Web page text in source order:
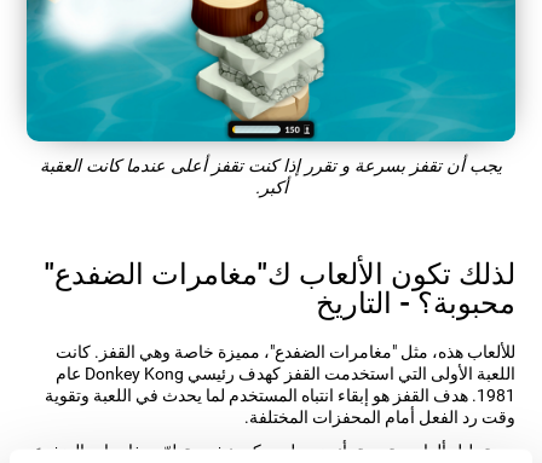
يجب أن تقفز بسرعة و تقرر إذا كنت تقفز أعلى عندما كانت العقبة
أكبر.
لذلك تكون الألعاب ك"مغامرات الضفدع"
محبوبة؟ - التاريخ
للألعاب هذه، مثل "مغامرات الضفدع"، مميزة خاصة وهي القفز. كانت
اللعبة الأولى التي استخدمت القفز كهدف رئيسي Donkey Kong عام
1981. هدف القفز هو إبقاء انتباه المستخدم لما يحدث في اللعبة وتقوية
وقت رد الفعل أمام المحفزات المختلفة.
بعد تحليل ألعاب متعددة، أنجز مطورو كوجنيفيت تطوّر مغامرات الضفدع